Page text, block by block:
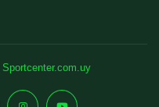
Sportcenter.com.uy